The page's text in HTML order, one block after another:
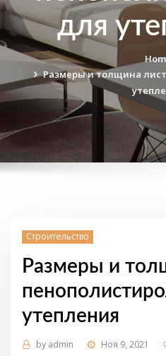
для
Размеры и толщина
Строительство
Размеры и
утепления
by admin Ноя 9, 2021